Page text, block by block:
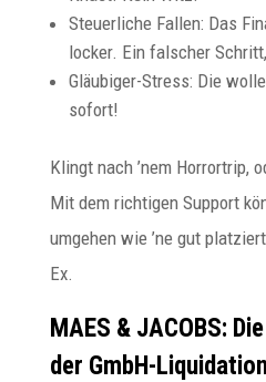
Steuerliche Fallen: Das
locker. Ein falscher
Gläubiger-Stress: Die
sofort!
Klingt nach ’nem Horrortrip,
Mit dem richtigen Support
umgehen wie ’ne gut
Ex.
MAES & JACOBS:
der GmbH-